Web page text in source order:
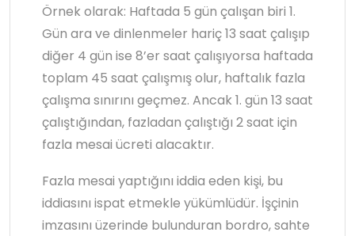
Örnek olarak: Haftada 5 gün çalışan biri 1.
Gün ara ve dinlenmeler hariç 13 saat çalışıp
diğer 4 gün ise 8’er saat çalışıyorsa haftada
toplam 45 saat çalışmış olur, haftalık fazla
çalışma sınırını geçmez. Ancak 1. gün 13 saat
çalıştığından, fazladan çalıştığı 2 saat için
fazla mesai ücreti alacaktır.
Fazla mesai yaptığını iddia eden kişi, bu
iddiasını ispat etmekle yükümlüdür. İşçinin
imzasını üzerinde bulunduran bordro, sahte